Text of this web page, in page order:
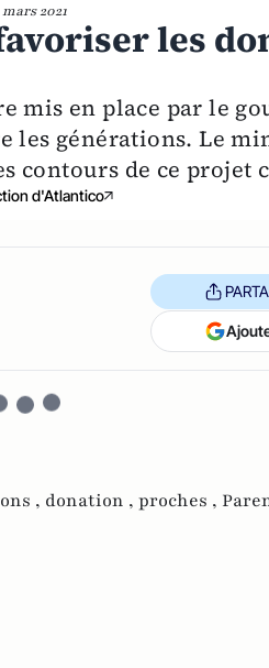
mars 2021
les
mis en place par le
les générations. Le
contours de ce projet
d'Atlantico
, donation , proches ,